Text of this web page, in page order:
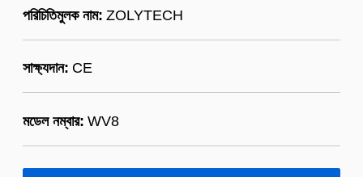
পরিচিতিমুলক নাম: ZOLYTECH
সাক্ষ্যদান: CE
মডেল নম্বার: WV8